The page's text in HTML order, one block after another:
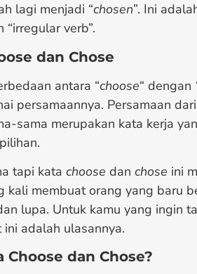
lagi menjadi “chosen”. Ini
“irregular verb”.
dan Chose
antara “choose“ dengan
persamaannya. Persamaan dari
sama merupakan kata kerja
tapi kata choose dan chose ini
kali membuat orang yang baru
lupa. Untuk kamu yang ingin
adalah ulasannya.
Choose dan Chose?